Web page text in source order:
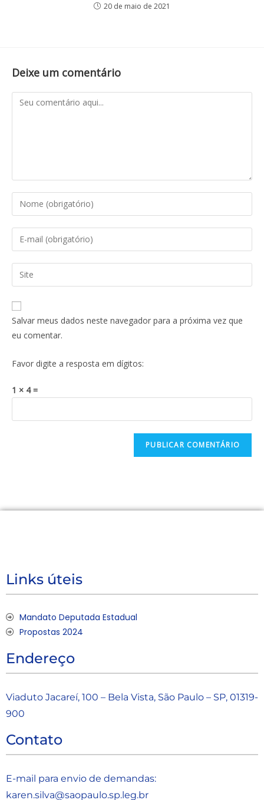
20 de maio de 2021
Deixe um comentário
Salvar meus dados neste navegador para a próxima vez que
eu comentar.
Favor digite a resposta em dígitos:
1 × 4 =
Links úteis
Mandato Deputada Estadual
Propostas 2024
Endereço
Viaduto Jacareí, 100 – Bela Vista, São Paulo – SP, 01319-
900
Contato
E-mail para envio de demandas:
karen.silva@saopaulo.sp.leg.br